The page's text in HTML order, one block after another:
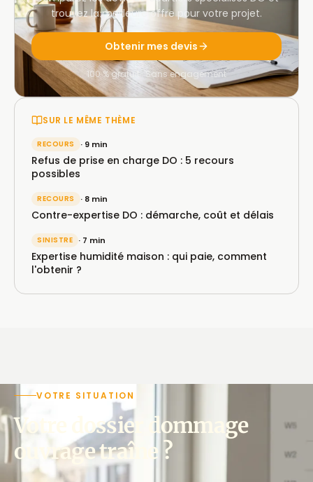
trouvez la meilleure offre pour votre projet.
Obtenir mes devis
100 % gratuit · Sans engagement
SUR LE MÊME THÈME
RECOURS · 9 min
Refus de prise en charge DO : 5 recours
possibles
RECOURS · 8 min
Contre-expertise DO : démarche, coût et délais
SINISTRE · 7 min
Expertise humidité maison : qui paie, comment
l'obtenir ?
VOTRE SITUATION
Votre dossier dommage
ouvrage traîne ?